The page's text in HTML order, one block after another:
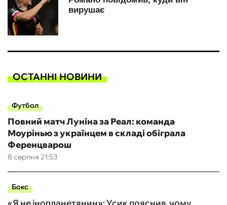
ОСТАННІ НОВИНИ
Футбол
8 серпня 21:53
Повний матч Луніна за Реал: команда
Моурінью з українцем в складі обіграла
Ференцварош
Бокс